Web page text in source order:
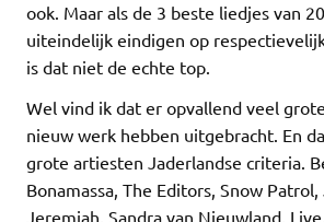
ook. Maar als de 3 beste liedjes van
uiteindelijk eindigen op
is dat niet de echte top.
Wel vind ik dat er opvallend veel
nieuw werk hebben uitgebracht. En
grote artiesten Jaderlandse criteria.
Bonamassa, The Editors, Snow
Jeremiah, Sandra van Nieuwland,